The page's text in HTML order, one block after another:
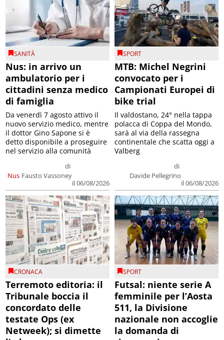
SANITÀ
Nus: in arrivo un
ambulatorio per i
cittadini senza medico
di famiglia
Nus
di
Fausto Vassoney
il 06/08/2026
Da venerdì 7 agosto attivo il
nuovo servizio medico, mentre
il dottor Gino Sapone si è
detto disponibile a proseguire
nel servizio alla comunità
SPORT
MTB: Michel Negrini
convocato per i
Campionati Europei di
bike trial
di
Davide Pellegrino
il 06/08/2026
Il valdostano, 24° nella tappa
polacca di Coppa del Mondo,
sarà al via della rassegna
continentale che scatta oggi a
Valberg
CRONACA
Terremoto editoria: il
Tribunale boccia il
concordato delle
testate Ops (ex
Netweek); si dimette
SPORT
Futsal: niente serie A
femminile per l’Aosta
511, la Divisione
nazionale non accoglie
la domanda di